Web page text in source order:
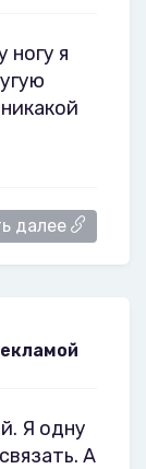
ногу я
далее
Я одну
А